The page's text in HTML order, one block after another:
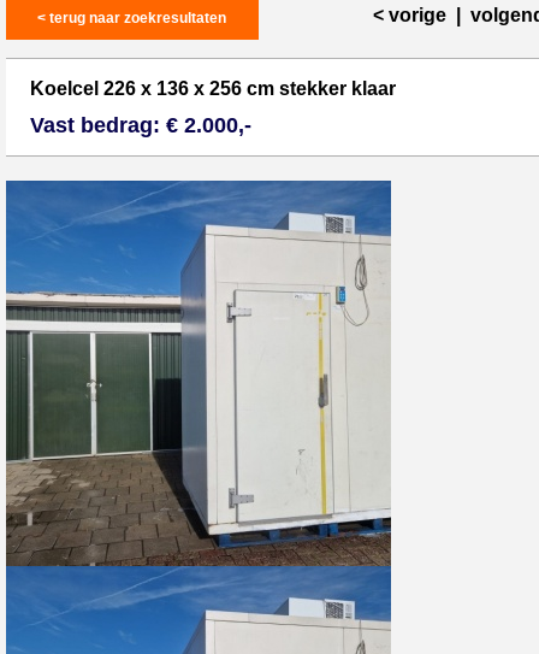
< terug naar zoekresultaten < vorige
Koelcel 226 x 136 x 256 cm stekker klaar
Vast bedrag: € 2.000,-